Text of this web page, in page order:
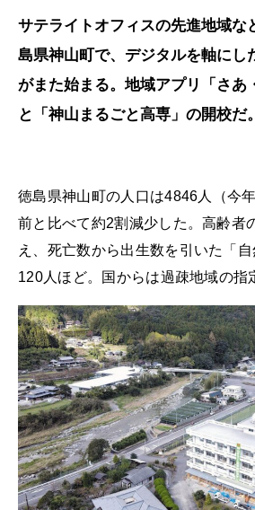
サテライトオフィスの先進地域な
島県神山町で、デジタルを軸にし
がまた始まる。地域アプリ「さあ
と「神山まるごと高専」の開校だ。
徳島県神山町の人口は4846人（今
前と比べて約2割減少した。高齢者
え、死亡数から出生数を引いた「
120人ほど。国からは過疎地域の指